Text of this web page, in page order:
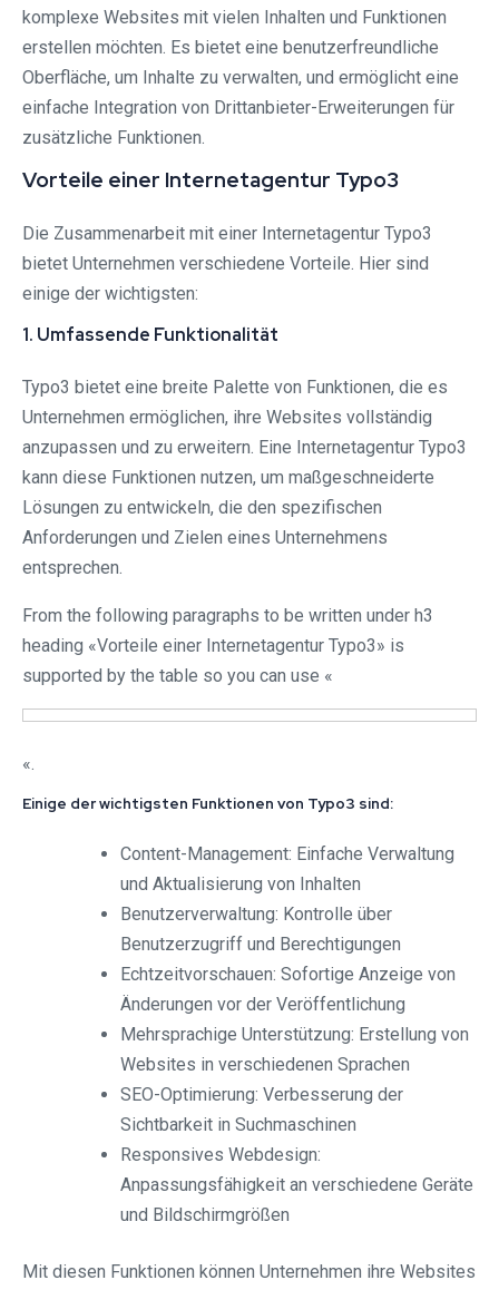
komplexe Websites mit vielen Inhalten und Funktionen
erstellen möchten. Es bietet eine benutzerfreundliche
Oberfläche, um Inhalte zu verwalten, und ermöglicht eine
einfache Integration von Drittanbieter-Erweiterungen für
zusätzliche Funktionen.
Vorteile einer Internetagentur Typo3
Die Zusammenarbeit mit einer Internetagentur Typo3
bietet Unternehmen verschiedene Vorteile. Hier sind
einige der wichtigsten:
1. Umfassende Funktionalität
Typo3 bietet eine breite Palette von Funktionen, die es
Unternehmen ermöglichen, ihre Websites vollständig
anzupassen und zu erweitern. Eine Internetagentur Typo3
kann diese Funktionen nutzen, um maßgeschneiderte
Lösungen zu entwickeln, die den spezifischen
Anforderungen und Zielen eines Unternehmens
entsprechen.
From the following paragraphs to be written under h3
heading «Vorteile einer Internetagentur Typo3» is
supported by the table so you can use «
«.
Einige der wichtigsten Funktionen von Typo3 sind:
Content-Management: Einfache Verwaltung
und Aktualisierung von Inhalten
Benutzerverwaltung: Kontrolle über
Benutzerzugriff und Berechtigungen
Echtzeitvorschauen: Sofortige Anzeige von
Änderungen vor der Veröffentlichung
Mehrsprachige Unterstützung: Erstellung von
Websites in verschiedenen Sprachen
SEO-Optimierung: Verbesserung der
Sichtbarkeit in Suchmaschinen
Responsives Webdesign:
Anpassungsfähigkeit an verschiedene Geräte
und Bildschirmgrößen
Mit diesen Funktionen können Unternehmen ihre Websites